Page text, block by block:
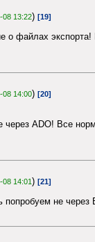
08 13:22) [19]
о файлах
08 14:00) [20]
через ADO! Все
08 14:01) [21]
попробуем не через